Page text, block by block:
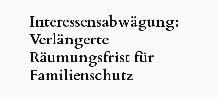
Interessensabwägung:
Verlängerte
Räumungsfrist für
Familienschutz